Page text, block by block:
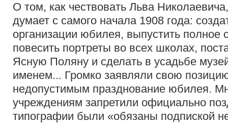
О том, как чествовать Льва
думает с самого начала 1908 года:
организации юбилея, выпустить полное
повесить портреты во всех школах,
Ясную Поляну и сделать в усадьбе
именем... Громко заявляли свою
недопустимым празднование юбилея.
учреждениям запретили официально
типографии были «обязаны подпиской